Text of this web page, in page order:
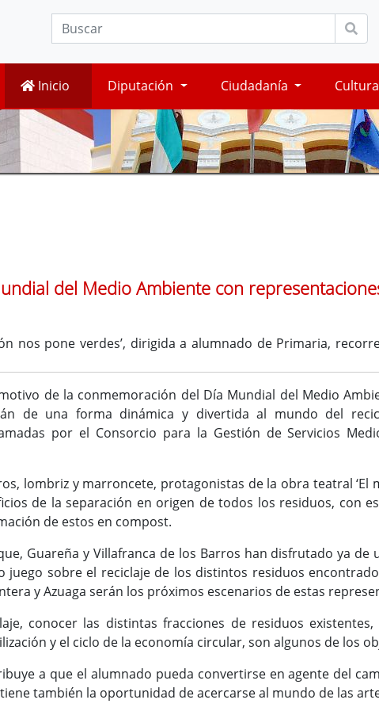
Inicio Diputación Ciudadanía Cultura
del Medio Ambiente con
nos pone verdes’, dirigida a alumnado de Primaria,
de la conmemoración del Día Mundial del Medio
de una forma dinámica y divertida al mundo del
por el Consorcio para la Gestión de Servicios
lombriz y marroncete, protagonistas de la obra teatral ‘El
de la separación en origen de todos los residuos, con
de estos en compost.
Guareña y Villafranca de los Barros han disfrutado ya de
sobre el reciclaje de los distintos residuos
y Azuaga serán los próximos escenarios de estas
conocer las distintas fracciones de residuos
y el ciclo de la economía circular, son algunos de los
a que el alumnado pueda convertirse en agente del
también la oportunidad de acercarse al mundo de las